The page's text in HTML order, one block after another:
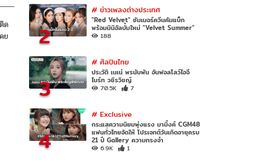
ด
ย
2
# ข่าวเพลงต่างประเทศ
"Red Velvet" ซัมเมอร์ควีนคัมแบ็ก
พร้อมมินิอัลบั้มใหม่ "Velvet Summer"
188
3
# ศิลปินไทย
ประวัติ เนเน่ พรนับพัน อันฟอลโลว์ไอจี
ไบร์ท วชิรวิชญ์
70.5K 7
4
# Exclusive
กระแสความนิยมพุ่งแรง มามิ้งค์ CGM48
แฟนทั่วไทยจัดให้ โปรเจกต์วันเกิดอายุครบ
21 ปี Gallery ความทรงจำ
6.9K 1